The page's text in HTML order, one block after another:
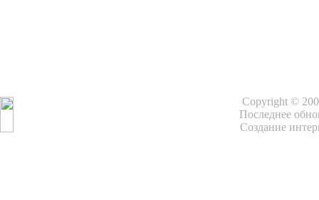
Copyright ©
Последнее
Создание